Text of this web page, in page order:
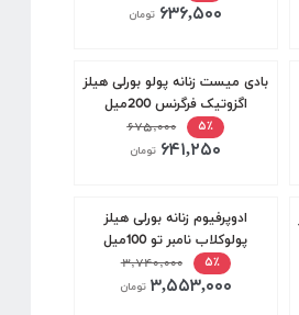
۶۳۶,۵۰۰ تومان
بادی میست زنانه پولو بورلی هیلز
اگزوتیک فرگرنس 200میل
۵٪
۶۷۵,۰۰۰
۶۴۱,۲۵۰ تومان
ادوپرفیوم زنانه بورلی هیلز
پولوکلاب نامبر تو 100میل
۵٪
۳,۷۴۰,۰۰۰
۳,۵۵۳,۰۰۰ تومان